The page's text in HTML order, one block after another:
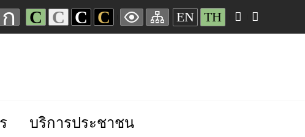
ก C C C C EN TH
บริการประชาชน